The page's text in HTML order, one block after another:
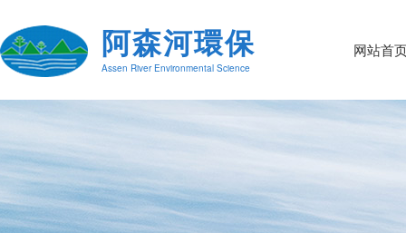
阿森河環保
Assen River Environmental Science
网站首